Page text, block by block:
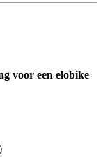
voor een elobike